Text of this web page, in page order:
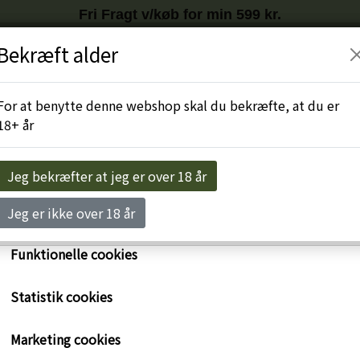
Fri Fragt v/køb for min 599 kr.
Tilmeld nyhedsbrev
Xocolatl 4 Minibarer
egne cookies og cookies fra tredjeparter til at
til markedsføring og til at undersøge, hvordan vores
anvendes af besøgende. Du kan altid tilbagekalde dit
på linket 'Cookies' nederst på siden.
om cookies her
Nødvendige cookies
Funktionelle cookies
Statistik cookies
Marketing cookies
alder
at benytte denne webshop skal du bekræfte, at du er
år
Jeg bekræfter at jeg er over 18 år
Jeg er ikke over 18 år